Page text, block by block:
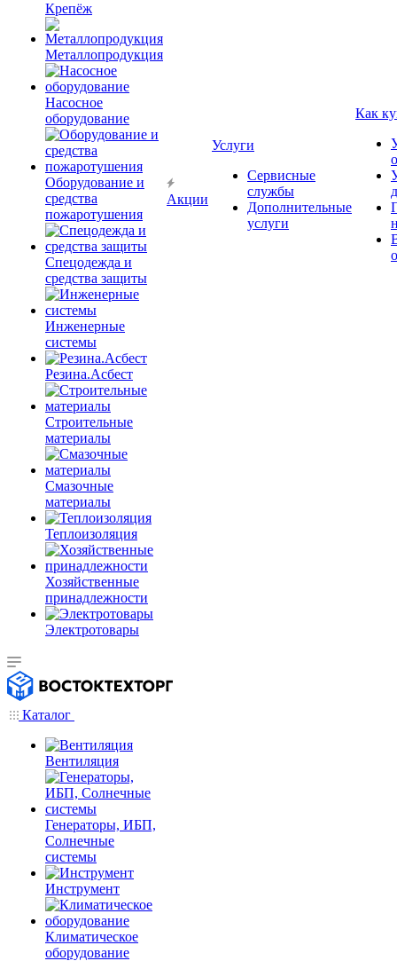
Крепёж
Металлопродукция
Насосное
оборудование
Оборудование и
средства
пожаротушения
Спецодежда и
средства защиты
Инженерные
системы
Резина.Асбест
Строительные
материалы
Смазочные
материалы
Теплоизоляция
Хозяйственные
принадлежности
Электротовары
Акции
Услуги
Сервисные
службы
Дополнительные
услуги
Как
Каталог
Вентиляция
Генераторы, ИБП,
Солнечные
системы
Инструмент
Климатическое
оборудование